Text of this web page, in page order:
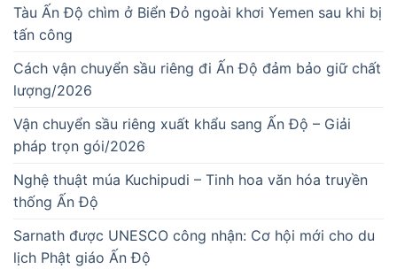
Tàu Ấn Độ chìm ở Biển Đỏ ngoài khơi Yemen sau khi bị
tấn công
Cách vận chuyển sầu riêng đi Ấn Độ đảm bảo giữ chất
lượng/2026
Vận chuyển sầu riêng xuất khẩu sang Ấn Độ – Giải
pháp trọn gói/2026
Nghệ thuật múa Kuchipudi – Tinh hoa văn hóa truyền
thống Ấn Độ
Sarnath được UNESCO công nhận: Cơ hội mới cho du
lịch Phật giáo Ấn Độ